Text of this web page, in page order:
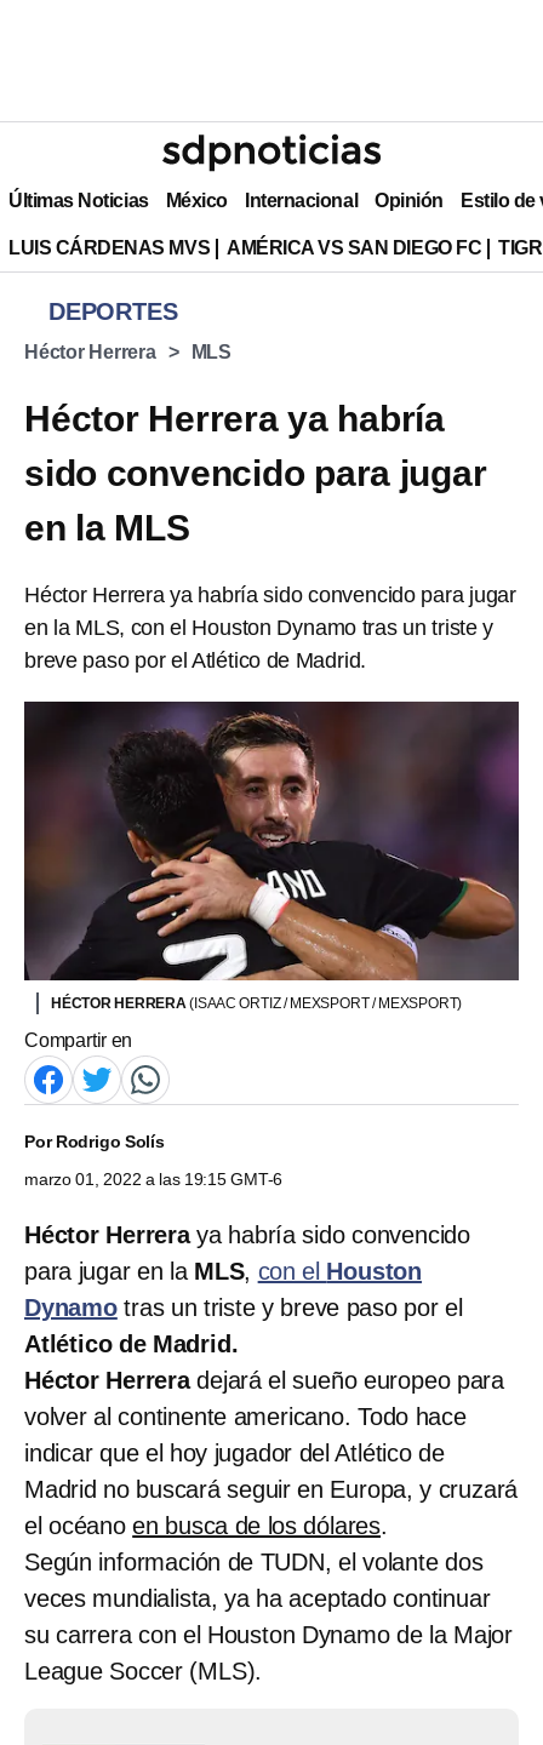
Últimas Noticias México Internacional Opinión Estilo de
LUIS CÁRDENAS MVS AMÉRICA VS SAN DIEGO FC
DEPORTES
Héctor Herrera MLS
Héctor Herrera ya habría
sido convencido para jugar
en la MLS
Héctor Herrera ya habría sido convencido para jugar
en la MLS, con el Houston Dynamo tras un triste y
breve paso por el Atlético de Madrid.
HÉCTOR HERRERA(ISAAC ORTIZ / MEXSPORT / MEXSPORT)
Compartir en
PorRodrigo Solís
marzo 01, 2022 a las 19:15 GMT-6
Héctor Herreraya habría sido convencido
para jugar en la MLS, con el Houston
Dynamotras un triste y breve paso por el
Atlético de Madrid.
Héctor Herreradejará el sueño europeo para
volver al continente americano. Todo hace
indicar que el hoy jugador del Atlético de
Madrid no buscará seguir en Europa, y cruzará
el océanoen busca de los dólares.
Según información de TUDN, el volante dos
veces mundialista, ya ha aceptado continuar
su carrera con el Houston Dynamo de la Major
League Soccer (MLS).